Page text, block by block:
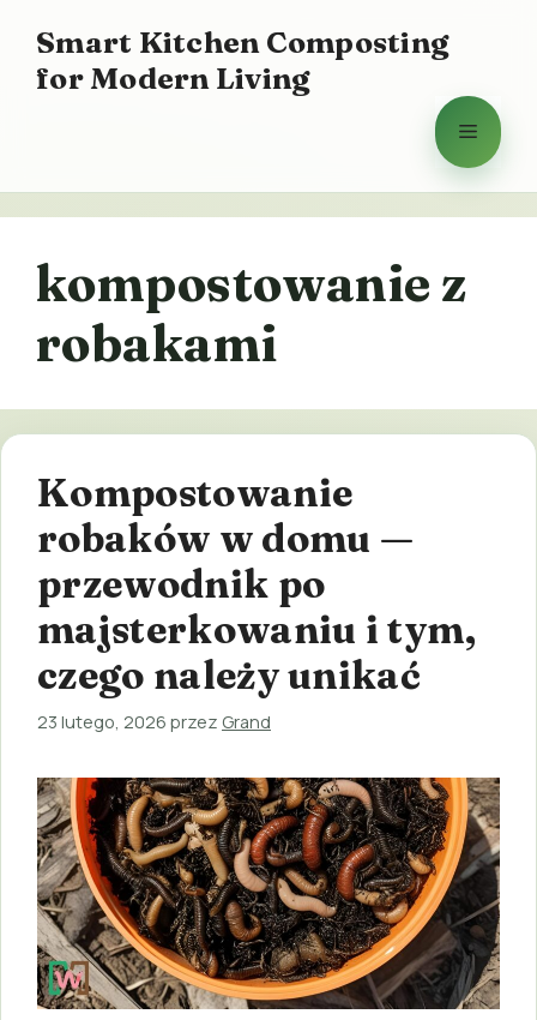
treści
Smart Kitchen Composting
for Modern Living
Menu
kompostowanie z
robakami
Kompostowanie
robaków w domu —
przewodnik po
majsterkowaniu i tym,
czego należy unikać
23 lutego, 2026 przez Grand